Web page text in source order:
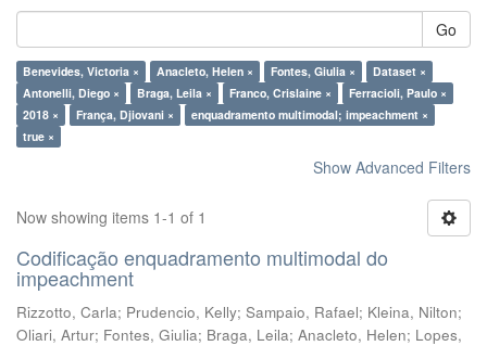
Go
Benevides, Victoria × Anacleto, Helen × Fontes, Giulia ×
Dataset ×
Antonelli, Diego ×
Braga, Leila × Franco, Crislaine ×
Ferracioli, Paulo ×
2018 ×
França, Djiovani ×
enquadramento multimodal; impeachment ×
true ×
Show Advanced Filters
Now showing items 1-1 of 1
Codificação enquadramento multimodal do
impeachment
Rizzotto, Carla; Prudencio, Kelly; Sampaio, Rafael; Kleina, Nilton;
Oliari, Artur; Fontes, Giulia; Braga, Leila; Anacleto, Helen; Lopes,